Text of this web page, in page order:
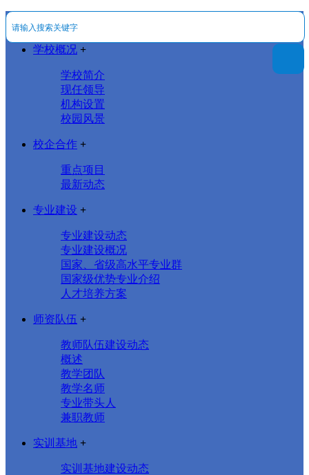
学校概况 +
学校简介
现任领导
机构设置
校园风景
校企合作 +
重点项目
最新动态
专业建设 +
专业建设动态
专业建设概况
国家、省级高水平专业群
国家级优势专业介绍
人才培养方案
师资队伍 +
教师队伍建设动态
概述
教学团队
教学名师
专业带头人
兼职教师
实训基地 +
实训基地建设动态